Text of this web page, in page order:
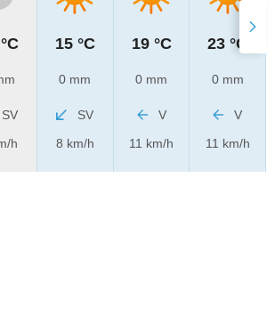
SV
h
15 °C
0 mm
SV
8 km/h
19 °C
0 mm
V
11 km/h
23 °C
0 mm
V
11 km/h